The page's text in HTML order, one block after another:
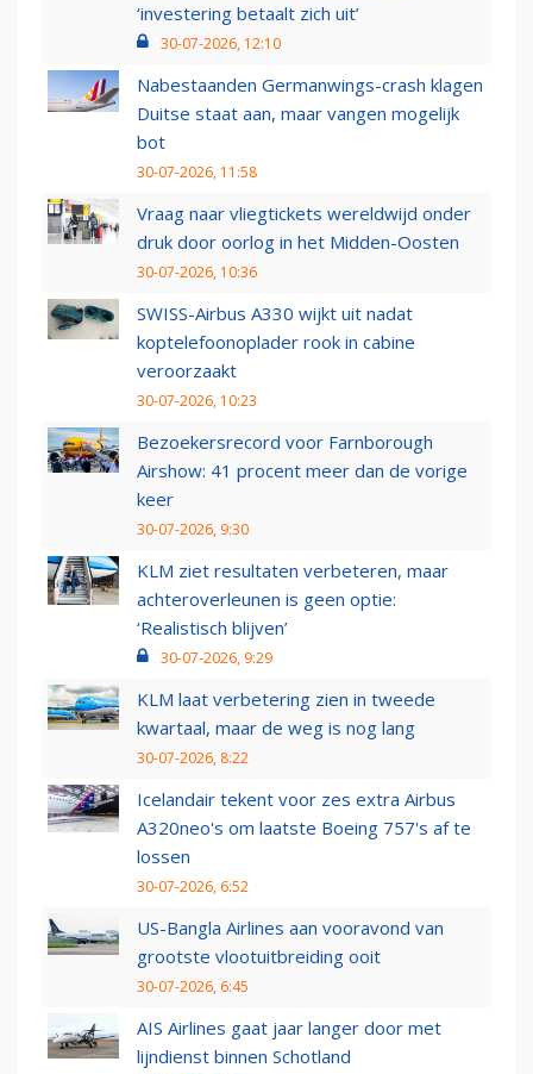
‘investering betaalt zich uit’
30-07-2026, 12:10
Nabestaanden Germanwings-crash klagen
Duitse staat aan, maar vangen mogelijk
bot
30-07-2026, 11:58
Vraag naar vliegtickets wereldwijd onder
druk door oorlog in het Midden-Oosten
30-07-2026, 10:36
SWISS-Airbus A330 wijkt uit nadat
koptelefoonoplader rook in cabine
veroorzaakt
30-07-2026, 10:23
Bezoekersrecord voor Farnborough
Airshow: 41 procent meer dan de vorige
keer
30-07-2026, 9:30
KLM ziet resultaten verbeteren, maar
achteroverleunen is geen optie:
‘Realistisch blijven’
30-07-2026, 9:29
KLM laat verbetering zien in tweede
kwartaal, maar de weg is nog lang
30-07-2026, 8:22
Icelandair tekent voor zes extra Airbus
A320neo's om laatste Boeing 757's af te
lossen
30-07-2026, 6:52
US-Bangla Airlines aan vooravond van
grootste vlootuitbreiding ooit
30-07-2026, 6:45
AIS Airlines gaat jaar langer door met
lijndienst binnen Schotland